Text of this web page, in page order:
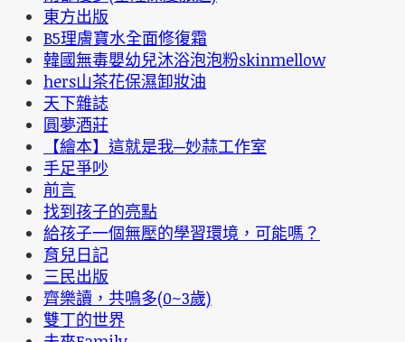
東方出版
B5理膚寶水全面修復霜
韓國無毒嬰幼兒沐浴泡泡粉skinmellow
hers山茶花保濕卸妝油
天下雜誌
圓夢酒莊
【繪本】這就是我─妙蒜工作室
手足爭吵
前言
找到孩子的亮點
給孩子一個無壓的學習環境，可能嗎？
育兒日記
三民出版
齊樂讀，共鳴多(0~3歲)
雙丁的世界